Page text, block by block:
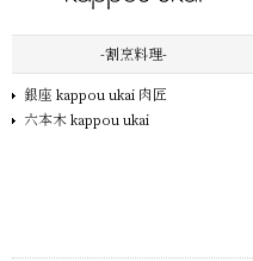
-割烹料理-
銀座 kappou ukai 肉匠
六本木 kappou ukai